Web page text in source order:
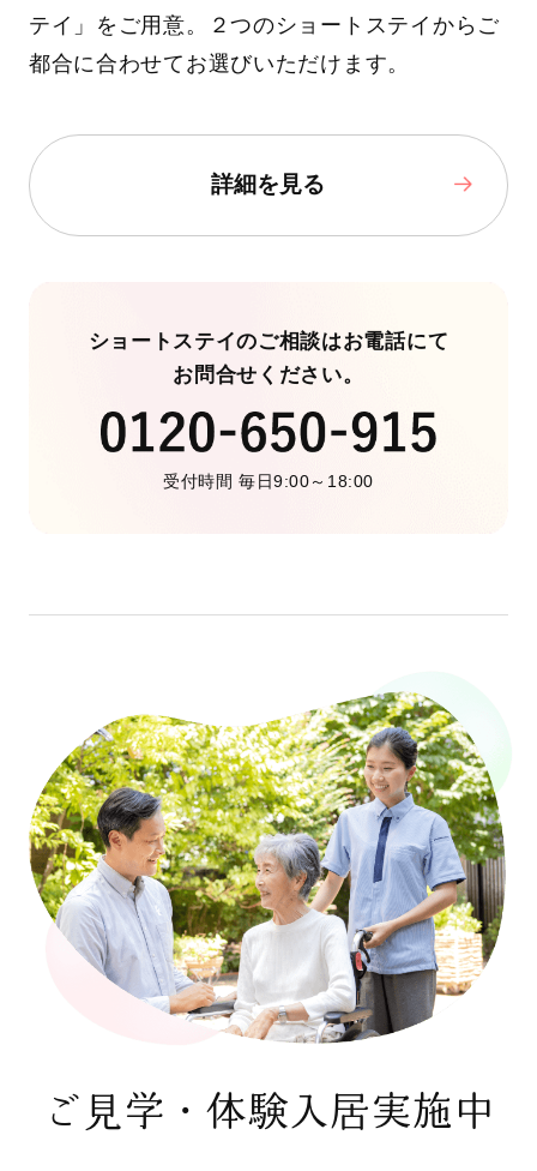
テイ」をご用意。２つのショートステイからご
都合に合わせてお選びいただけます。
詳細を見る
ショートステイのご相談はお電話にて
お問合せください。
受付時間 毎日9:00～18:00
ご見学・体験入居実施中